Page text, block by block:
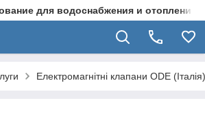
для водоснабжения и отопления
Електромагнітні клапани ODE